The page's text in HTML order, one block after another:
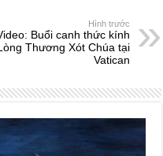
Hình trước
Buổi canh thức kính
Thương Xót Chúa tại
Vatican